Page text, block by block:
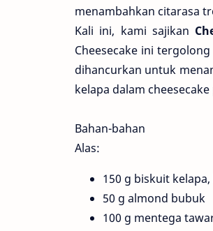
menambahkan citarasa
Kali ini, kami sajikan
Cheesecake ini
dihancurkan untuk
kelapa dalam
Bahan-bahan
Alas:
150 g biskuit
50 g almond bubuk
100 g mentega